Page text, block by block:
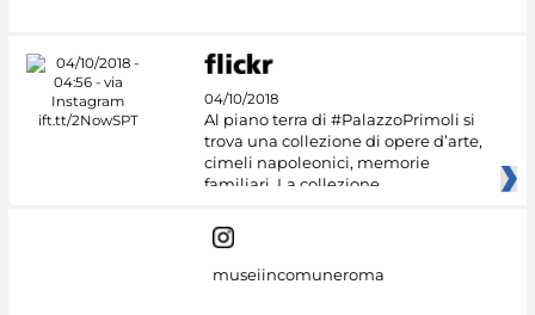
04/10/2018
Al piano terra di #PalazzoPrimoli si
trova una collezione di opere d’arte,
cimeli napoleonici, memorie
familiari. La collezione
museiincomuneroma